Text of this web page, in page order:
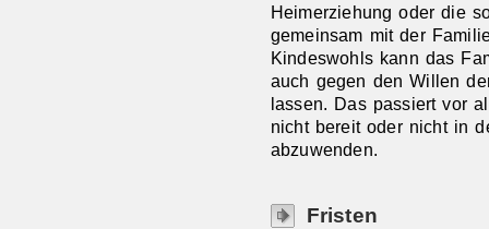
Heimerziehung oder die
gemeinsam mit der
Kindeswohls kann das
auch gegen den Willen
lassen. Das passiert vor
nicht bereit oder nicht in
abzuwenden.
Fristen